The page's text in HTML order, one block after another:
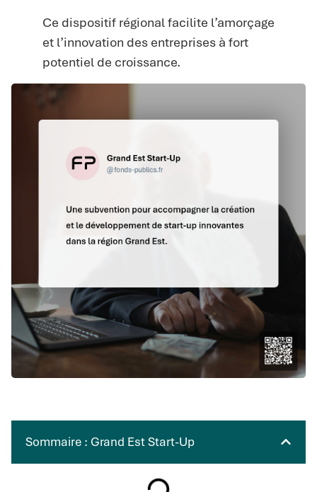
Ce dispositif régional facilite l’amorçage
et l’innovation des entreprises à fort
potentiel de croissance.
Sommaire : Grand Est Start-Up